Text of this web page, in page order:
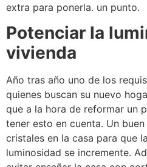
extra para ponerla. un punto.
Potenciar la
vivienda
Año tras año uno de los
quienes buscan su nuevo
que a la hora de reformar un
tener esto en cuenta. Un
cristales en la casa para que
luminosidad se incremente.